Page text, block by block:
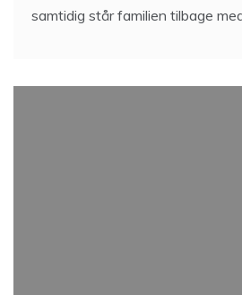
samtidig står familien tilbage